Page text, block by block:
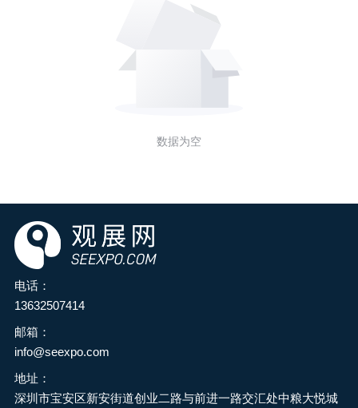
数据为空
电话：
13632507414
邮箱：
info@seexpo.com
地址：
深圳市宝安区新安街道创业二路与前进一路交汇处中粮大悦城